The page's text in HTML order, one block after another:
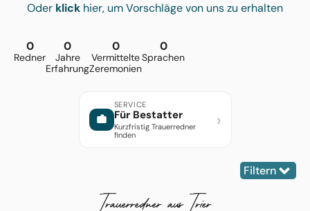
Oder klick hier, um Vorschläge von uns zu erhalten
Redner
0
Jahre
Erfahrung
0
Vermittelte
Zeremonien
0
Sprachen
0
SERVICE
Für Bestatter
Kurzfristig Trauerredner
finden
›
Filtern
Trauer­redner aus Trier